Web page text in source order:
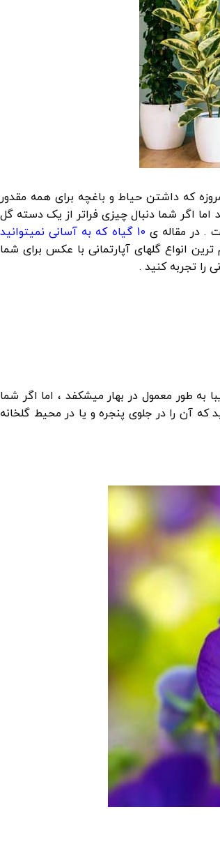
که داشتن حیاط و باغچه برای همه مقدور
اگر شما دنبال چیزی فراتر از یک دسته گل
. در مقاله ی
10 گیاه که به آسانی نمیتوانید
انواع گلهای آپارتمانی با عکس برای شما
را تجربه کنید .
به طور معمول در بهار میشکفد ، اما اگر شما
آن را در جلوی پنجره و یا در محیط گلخانه